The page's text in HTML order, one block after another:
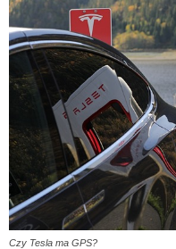
Czy Tesla ma GPS?